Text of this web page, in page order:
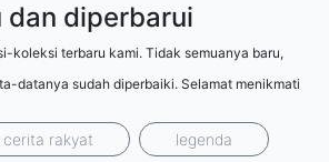
dan diperbarui
koleksi terbaru kami. Tidak semuanya baru,
datanya sudah diperbaiki. Selamat menikmati
cerita rakyat legenda